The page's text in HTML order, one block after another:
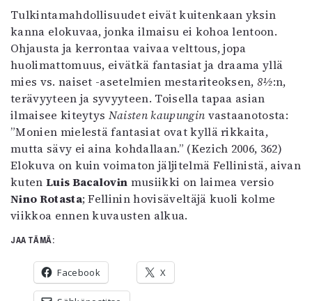
Tulkintamahdollisuudet eivät kuitenkaan yksin
kanna elokuvaa, jonka ilmaisu ei kohoa lentoon.
Ohjausta ja kerrontaa vaivaa velttous, jopa
huolimattomuus, eivätkä fantasiat ja draama yllä
mies vs. naiset -asetelmien mestariteoksen,8½:n,
terävyyteen ja syvyyteen. Toisella tapaa asian
ilmaisee kiteytys Naisten kaupungin vastaanotosta:
”Monien mielestä fantasiat ovat kyllä rikkaita,
mutta sävy ei aina kohdallaan.” (Kezich 2006, 362)
Elokuva on kuin voimaton jäljitelmä Fellinistä, aivan
kuten Luis Bacalovin musiikki on laimea versio
Nino Rotasta; Fellinin hovisäveltäjä kuoli kolme
viikkoa ennen kuvausten alkua.
JAA TÄMÄ:
Facebook X